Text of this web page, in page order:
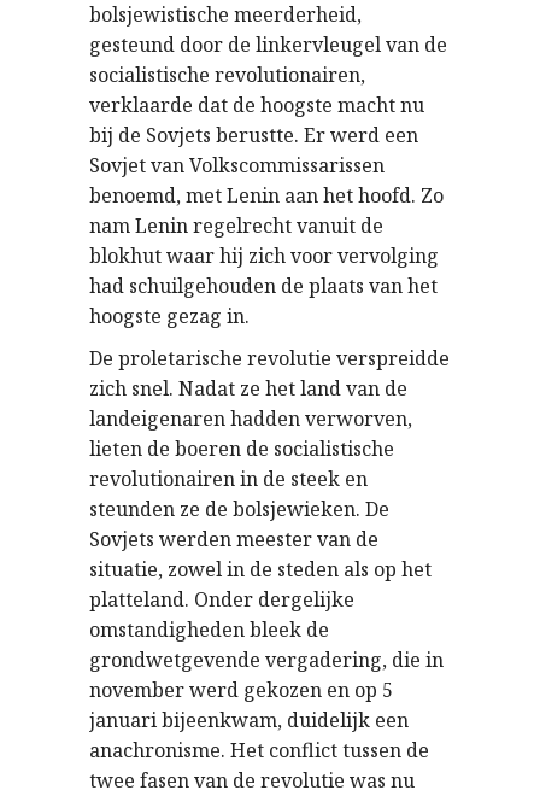
bolsjewistische meerderheid,
gesteund door de linkervleugel van de
socialistische revolutionairen,
verklaarde dat de hoogste macht nu
bij de Sovjets berustte. Er werd een
Sovjet van Volkscommissarissen
benoemd, met Lenin aan het hoofd. Zo
nam Lenin regelrecht vanuit de
blokhut waar hij zich voor vervolging
had schuilgehouden de plaats van het
hoogste gezag in.
De proletarische revolutie verspreidde
zich snel. Nadat ze het land van de
landeigenaren hadden verworven,
lieten de boeren de socialistische
revolutionairen in de steek en
steunden ze de bolsjewieken. De
Sovjets werden meester van de
situatie, zowel in de steden als op het
platteland. Onder dergelijke
omstandigheden bleek de
grondwetgevende vergadering, die in
november werd gekozen en op 5
januari bijeenkwam, duidelijk een
anachronisme. Het conflict tussen de
twee fasen van de revolutie was nu